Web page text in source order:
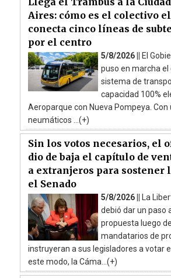
Aires: cómo es el colectivo
conecta cinco líneas de
por el centro
5/8/2026 || El
puso en marcha el
sistema de
capacidad 100%
Aeroparque con Nueva Pompeya. Con
neumáticos ...(+)
Sin los votos necesarios, el
dio de baja el capítulo de
a extranjeros para sostener
el Senado
5/8/2026 || La
debió dar un paso
propuesta luego
mandatarios de
instruyeran a sus legisladores a votar
este modo, la Cáma...(+)